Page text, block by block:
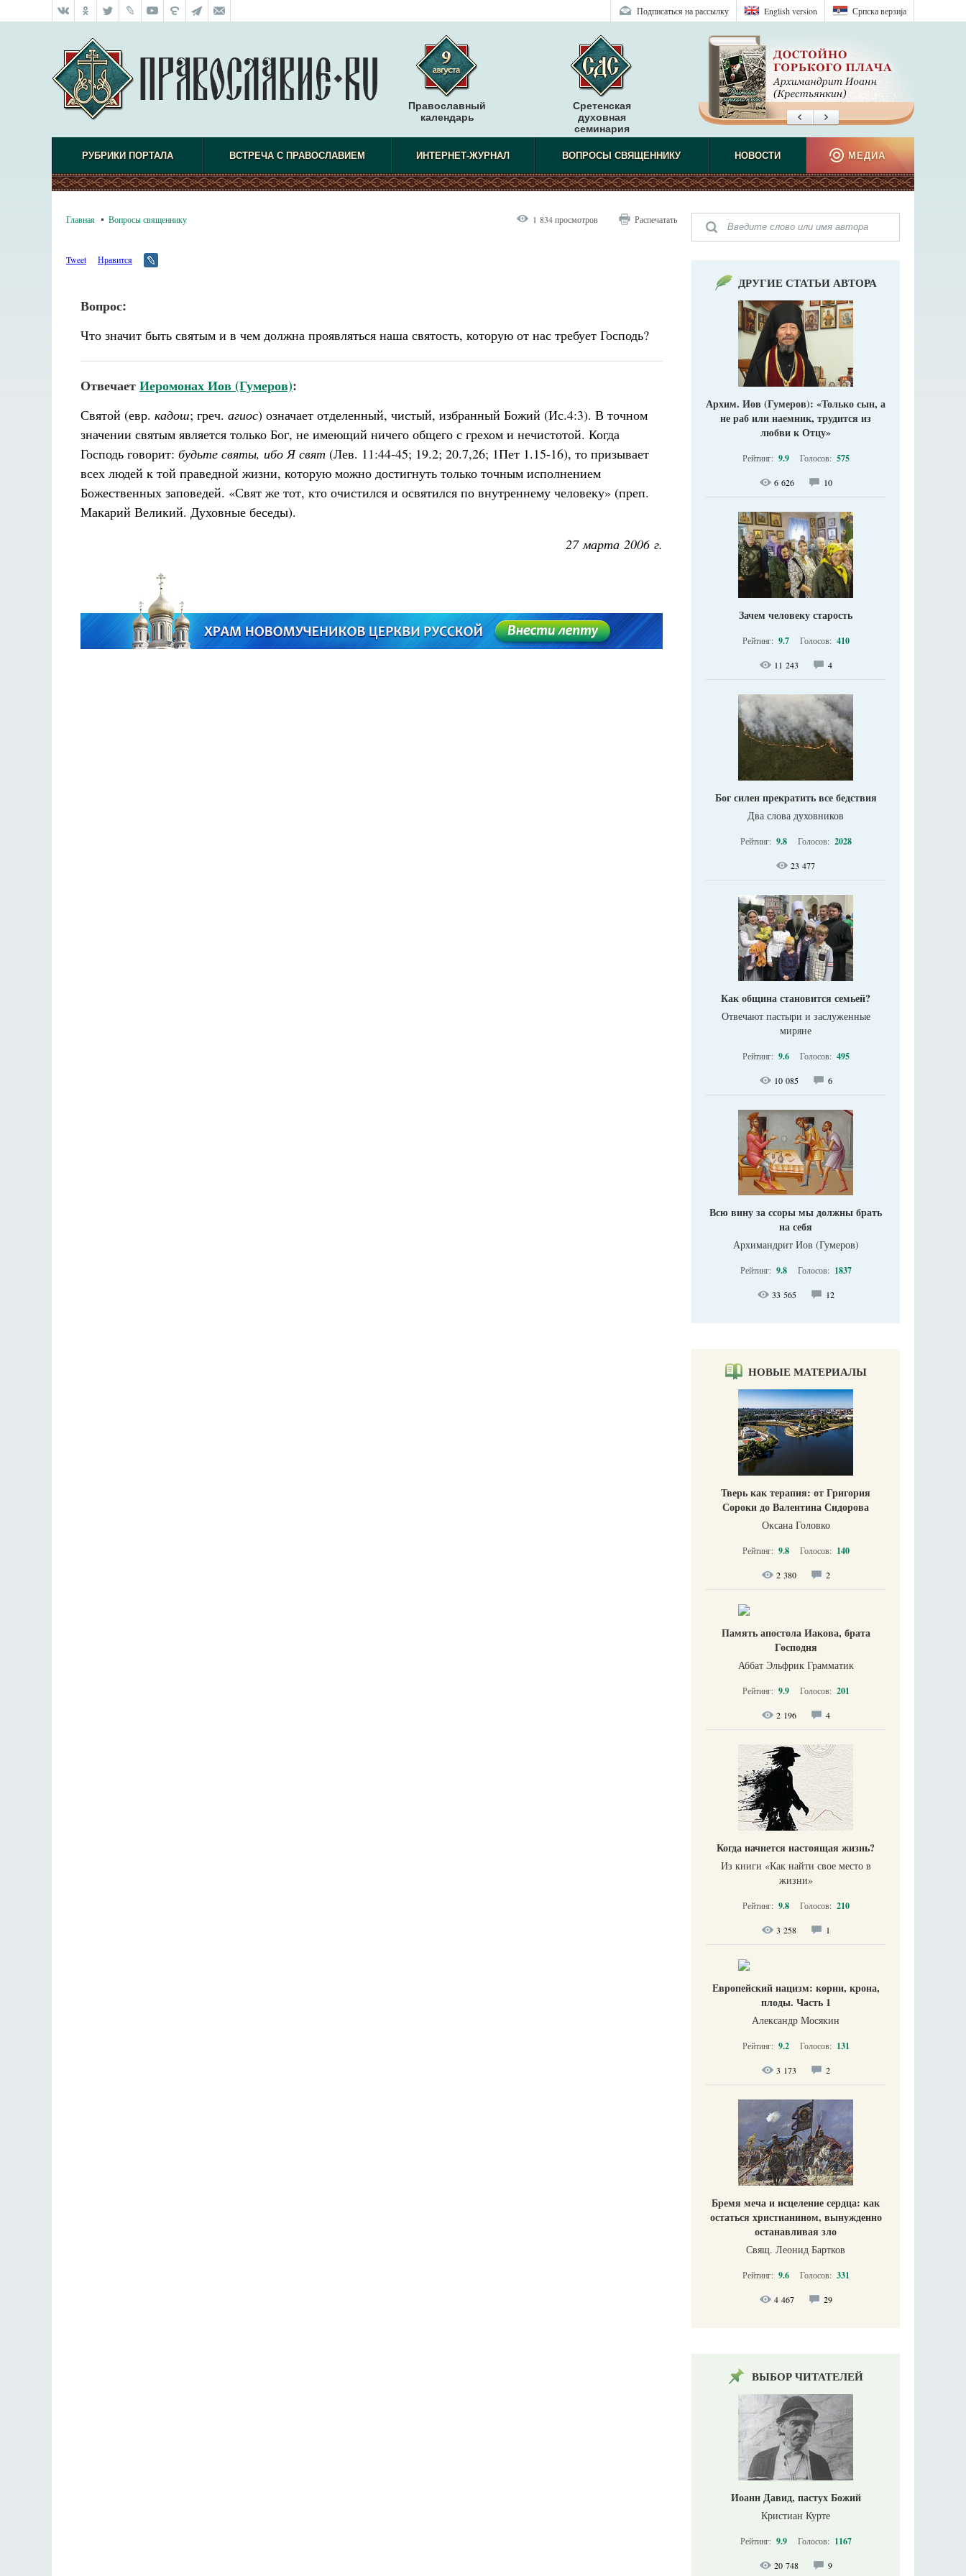
Српска верзиjа
English version
Подписаться на рассылку
Православный
календарь
Сретенская
духовная
семинария
РУБРИКИ ПОРТАЛА ВСТРЕЧА С ПРАВОСЛАВИЕМ ИНТЕРНЕТ-ЖУРНАЛ ВОПРОСЫ СВЯЩЕННИКУ НОВОСТИ МЕДИА
Главная Вопросы священнику 1 834 просмотров Распечатать
Tweet Нравится
Вопрос:
Что значит быть святым и в чем должна проявляться наша святость, которую от нас требует Господь?
ОтвечаетИеромонах Иов (Гумеров):
Святой (евр. кадош; греч. агиос) означает отделенный, чистый, избранный Божий (Ис.4:3). В точном
значении святым является только Бог, не имеющий ничего общего с грехом и нечистотой. Когда
Господь говорит: будьте святы, ибо Я свят (Лев. 11:44-45; 19.2; 20.7,26; 1Пет 1.15-16), то призывает
всех людей к той праведной жизни, которую можно достигнуть только точным исполнением
Божественных заповедей. «Свят же тот, кто очистился и освятился по внутреннему человеку» (преп.
Макарий Великий. Духовные беседы).
27 марта 2006 г.
ДРУГИЕ СТАТЬИ АВТОРА
Архим. Иов (Гумеров): «Только сын, а
не раб или наемник, трудится из
любви к Отцу»
Рейтинг: 9.9 Голосов: 575
6 626 10
Зачем человеку старость
Рейтинг: 9.7 Голосов: 410
11 243 4
Бог силен прекратить все бедствия
Два слова духовников
Рейтинг: 9.8 Голосов: 2028
23 477
Как община становится семьей?
Отвечают пастыри и заслуженные
миряне
Рейтинг: 9.6 Голосов: 495
10 085 6
Всю вину за ссоры мы должны брать
на себя
Архимандрит Иов (Гумеров)
Рейтинг: 9.8 Голосов: 1837
33 565 12
НОВЫЕ МАТЕРИАЛЫ
Тверь как терапия: от Григория
Сороки до Валентина Сидорова
Оксана Головко
Рейтинг: 9.8 Голосов: 140
2 380 2
Память апостола Иакова, брата
Господня
Аббат Эльфрик Грамматик
Рейтинг: 9.9 Голосов: 201
2 196 4
Когда начнется настоящая жизнь?
Из книги «Как найти свое место в
жизни​»
Рейтинг: 9.8 Голосов: 210
3 258 1
Европейский нацизм: корни, крона,
плоды. Часть 1
Александр Мосякин
Рейтинг: 9.2 Голосов: 131
3 173 2
Бремя меча и исцеление сердца: как
остаться христианином, вынужденно
останавливая зло
Свящ. Леонид Бартков
Рейтинг: 9.6 Голосов: 331
4 467 29
ВЫБОР ЧИТАТЕЛЕЙ
Иоанн Давид, пастух Божий
Кристиан Курте
Рейтинг: 9.9 Голосов: 1167
20 748 9